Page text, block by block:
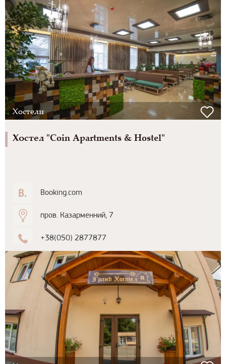
Хостели
Хостел "Coin Apartments & Hostel"
Booking.com
пров. Казарменний, 7
+38(050) 2877877